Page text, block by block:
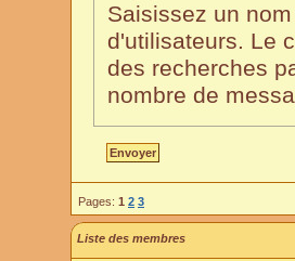
Saisissez un
d'utilisateurs. Le
des recherches
nombre de
Pages: 1 2 3
Liste des membres